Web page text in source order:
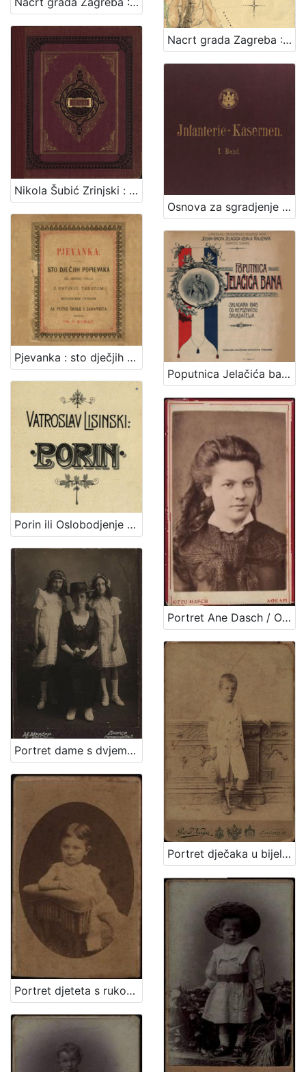
Nacrt grada Zagreba : 1898. / sastavio gradski gradjevni ured
Nikola Šubić Zrinjski : glasbena tragedija u 3 čina (8 slika) : op. 403 / glasbotvorio Ivan pl. Zajc ; po drami Teodora Körnera napisao Hugo Badalić ; priređeno po sladatelju za glasovir ujedno s pjevanjem i sa hrvatskim i talijanskim tekstom. Zagreb, [1884].
Osnova za sgradjenje pješačke vojarne u Zagrebu = Entwurf für die in Agram zu erbauende Infanterie-Kasernen / izradjena po Franji Gruberu, Dragutinu Völckneru
Pjevanka : sto dječjih popievaka za jedno grlo s napjevi, tekstom i metodičkim uvodom : za pučke škole i zabavišta / uredio Fr. Š. Kuhač
Poputnica Jelačića bana : u proslavu stogodišnjice rodjenja bana Josipa grofa Jelačića izdala Knjižara dioničke tiskare.
Porin ili Oslobodjenje Hrvata ispod franačkog jarma : junačka opera u 5 čina / Uglazbio Vatroslav Lisinski ; [libreto] dr. Dimitrije Demeter ; glasovirsku udesbu složio Srećko Albini
Portret Ane Dasch / Otto Dasch
Portret dame s dvjema djevojčicama / M. Merćep ; [izradio] Atelie M. Merćep
Portret dječaka u bijelom odijelu / G. & I.Varga
Portret djeteta s rukom oslonjenom na naslon / Ivan Standl